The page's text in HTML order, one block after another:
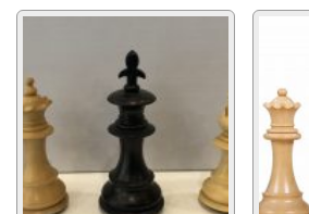
&
Echiquiers
muraux/Plein
air
Pendules